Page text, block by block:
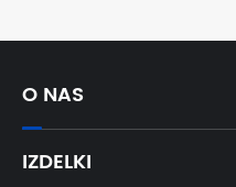
O NAS
IZDELKI